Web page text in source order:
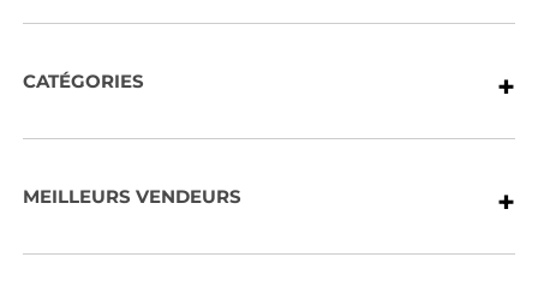
CATÉGORIES +
MEILLEURS VENDEURS +